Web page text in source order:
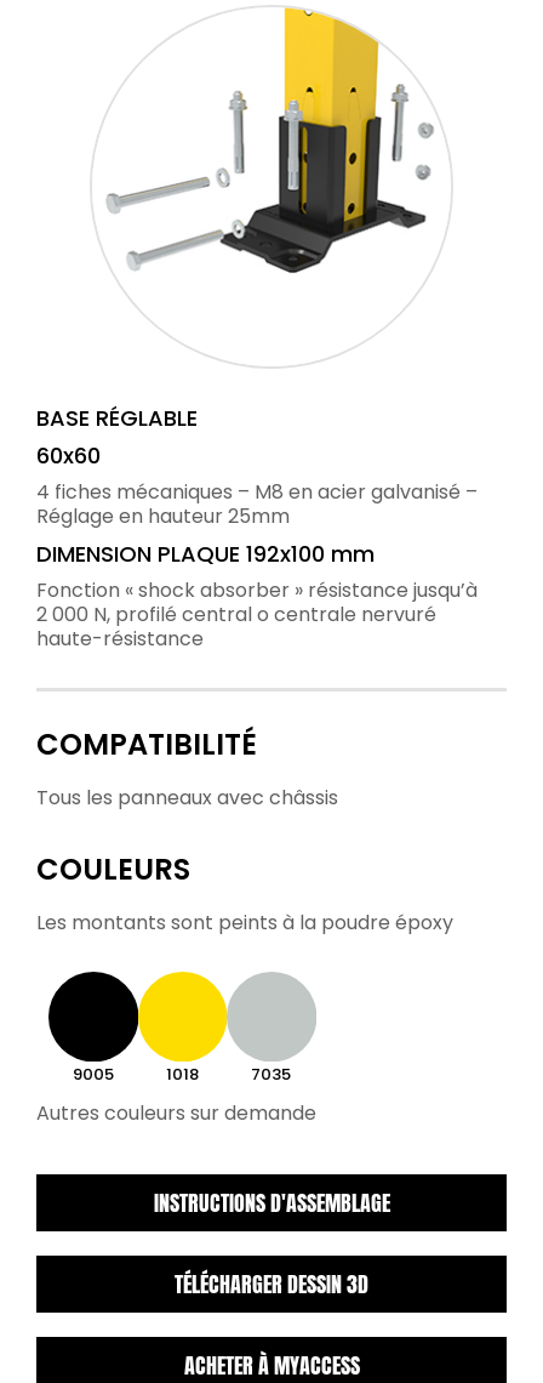
BASE RÉGLABLE
60x60
4 fiches mécaniques – M8 en acier galvanisé –
Réglage en hauteur 25mm
DIMENSION PLAQUE 192x100 mm
Fonction « shock absorber » résistance jusqu’à
2 000 N, profilé central o centrale nervuré
haute-résistance
COMPATIBILITÉ
Tous les panneaux avec châssis
COULEURS
Les montants sont peints à la poudre époxy
9005 1018 7035
Autres couleurs sur demande
INSTRUCTIONS D'ASSEMBLAGE
TÉLÉCHARGER DESSIN 3D
ACHETER À MYACCESS